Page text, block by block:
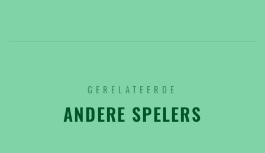
GERELATEERDE
ANDERE SPELERS